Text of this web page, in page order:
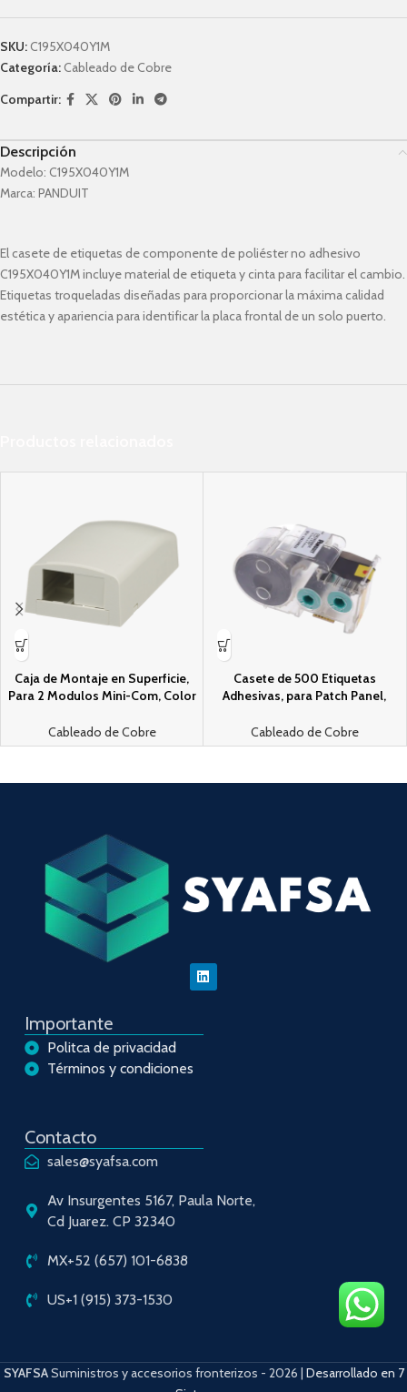
SKU: C195X040Y1M
Categoría: Cableado de Cobre
Compartir:
Descripción
Modelo: C195X040Y1M
Marca: PANDUIT
El casete de etiquetas de componente de poliéster no adhesivo
C195X040Y1M incluye material de etiqueta y cinta para facilitar el cambio.
Etiquetas troqueladas diseñadas para proporcionar la máxima calidad
estética y apariencia para identificar la placa frontal de un solo puerto.
Caja de Montaje en Superficie,
Para 2 Modulos Mini-Com, Color
Cableado de Cobre
Casete de 500 Etiquetas
Adhesivas, para Patch Panel,
Para Identificacion 1 Puerto,
Color Blanco
Cableado de Cobre
Importante
Politca de privacidad
Términos y condiciones
Contacto
sales@syafsa.com
Av Insurgentes 5167, Paula Norte,
Cd Juarez. CP 32340
MX+52 (657) 101-6838
US+1 (915) 373-1530
SYAFSASuministros y accesorios fronterizos - 2026 | Desarrollado en 7